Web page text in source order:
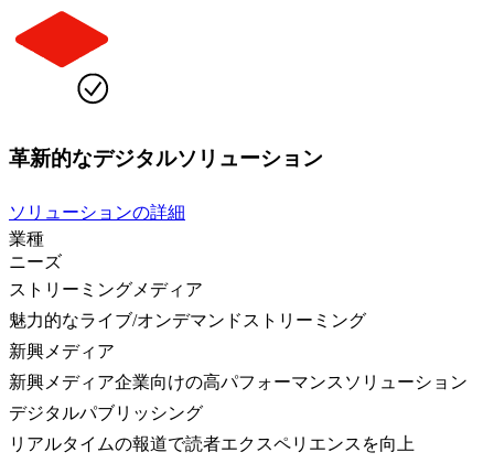
革新的なデジタルソリューション
ソリューションの詳細
業種
ニーズ
ストリーミングメディア
魅力的なライブ/オンデマンドストリーミング
新興メディア
新興メディア企業向けの高パフォーマンスソリューション
デジタルパブリッシング
リアルタイムの報道で読者エクスペリエンスを向上